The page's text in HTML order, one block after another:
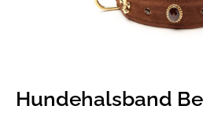
Hundehalsband